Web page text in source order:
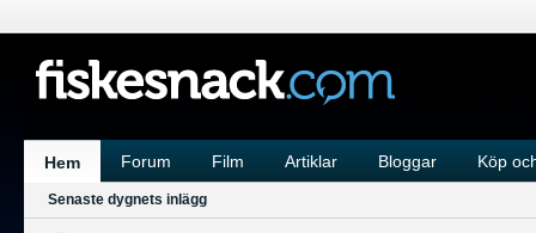
Hem Forum Film Artiklar Bloggar Köp
Senaste dygnets inlägg